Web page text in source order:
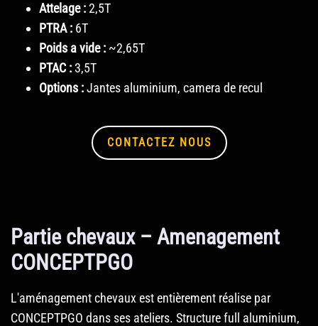
Attelage :2,5T
PTRA : 6T
Poids a vide : ~2,65T
PTAC : 3,5T
Options :Jantes aluminium, camera de recul
CONTACTEZ NOUS
Partie chevaux – Amenagement
CONCEPTPGO
L'aménagement chevaux est entièrement réalise par
CONCEPTPGO dans ses ateliers. Structure full aluminium,